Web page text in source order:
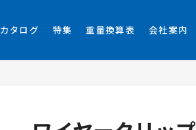
カタログ 特集 重量換算表 会社案内